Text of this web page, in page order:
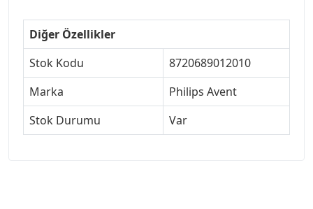
Diğer Özellikler
Stok Kodu
8720689012010
Marka
Philips Avent
Stok Durumu
Var